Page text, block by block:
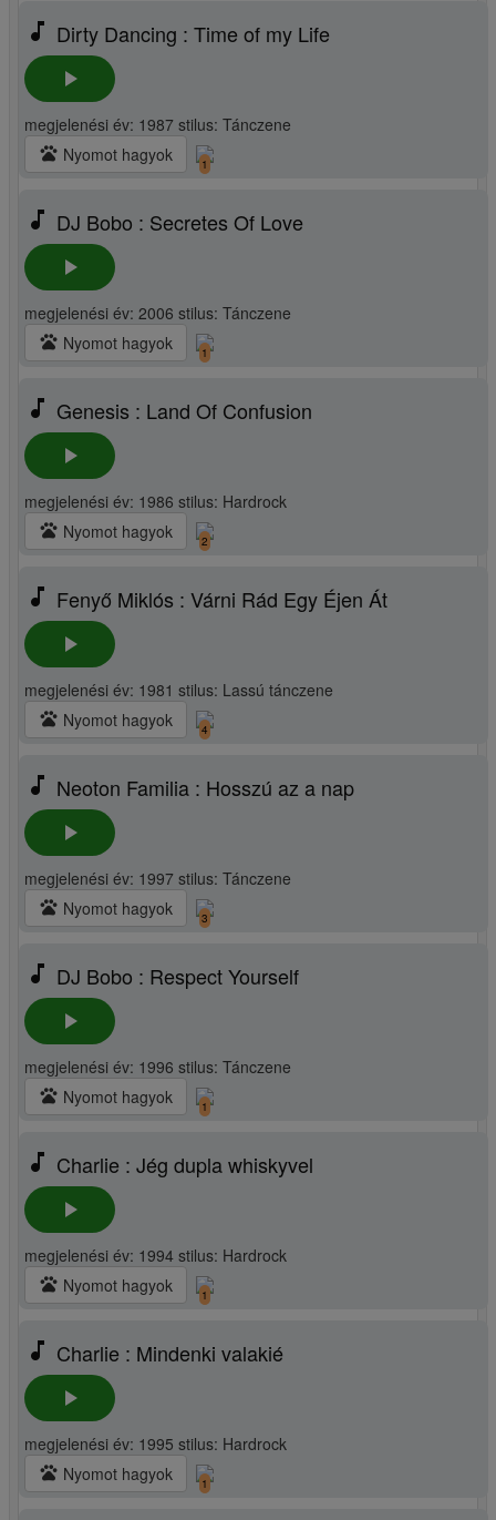
music_note Dirty Dancing : Time of my Life
play_arrow
megjelenési év: 1987 stilus: Tánczene
pets Nyomot hagyok 1
music_note DJ Bobo : Secretes Of Love
play_arrow
megjelenési év: 2006 stilus: Tánczene
pets Nyomot hagyok 1
music_note Genesis : Land Of Confusion
play_arrow
megjelenési év: 1986 stilus: Hardrock
pets Nyomot hagyok 2
music_note Fenyő Miklós : Várni Rád Egy Éjen Át
play_arrow
megjelenési év: 1981 stilus: Lassú tánczene
pets Nyomot hagyok 4
music_note Neoton Familia : Hosszú az a nap
play_arrow
megjelenési év: 1997 stilus: Tánczene
pets Nyomot hagyok 3
music_note DJ Bobo : Respect Yourself
play_arrow
megjelenési év: 1996 stilus: Tánczene
pets Nyomot hagyok 1
music_note Charlie : Jég dupla whiskyvel
play_arrow
megjelenési év: 1994 stilus: Hardrock
pets Nyomot hagyok 1
music_note Charlie : Mindenki valakié
play_arrow
megjelenési év: 1995 stilus: Hardrock
pets Nyomot hagyok 1